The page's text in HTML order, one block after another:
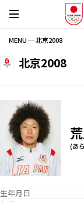
MENU ─ 北京2008
北京2008
(あ
生年月日